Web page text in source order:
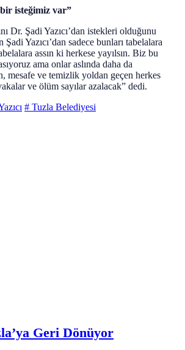
bir isteğimiz var”
Dr. Şadi Yazıcı’dan istekleri olduğunu
Yazıcı’dan sadece bunları tabelalara
assın ki herkese yayılsın. Biz bu
ama onlar aslında daha da
mesafe ve temizlik yoldan geçen herkes
ve ölüm sayılar azalacak” dedi.
# Tuzla Belediyesi
Geri Dönüyor